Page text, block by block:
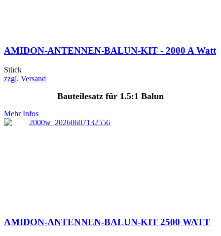
AMIDON-ANTENNEN-BALUN-KIT - 2000 A Watt
Stück
zzgl. Versand
Bauteilesatz für 1.5:1 Balun
Mehr Infos
AMIDON-ANTENNEN-BALUN-KIT 2500 WATT